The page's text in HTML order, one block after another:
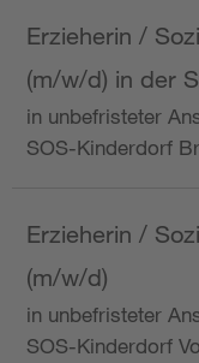
Erzieherin /
(m/w/d) in der
in unbefristeter
SOS-Kinderdorf
Erzieherin /
(m/w/d)
in unbefristeter
SOS-Kinderdorf